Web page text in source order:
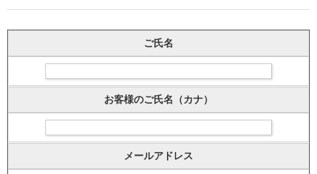
ご氏名
お客様のご氏名（カナ）
メールアドレス